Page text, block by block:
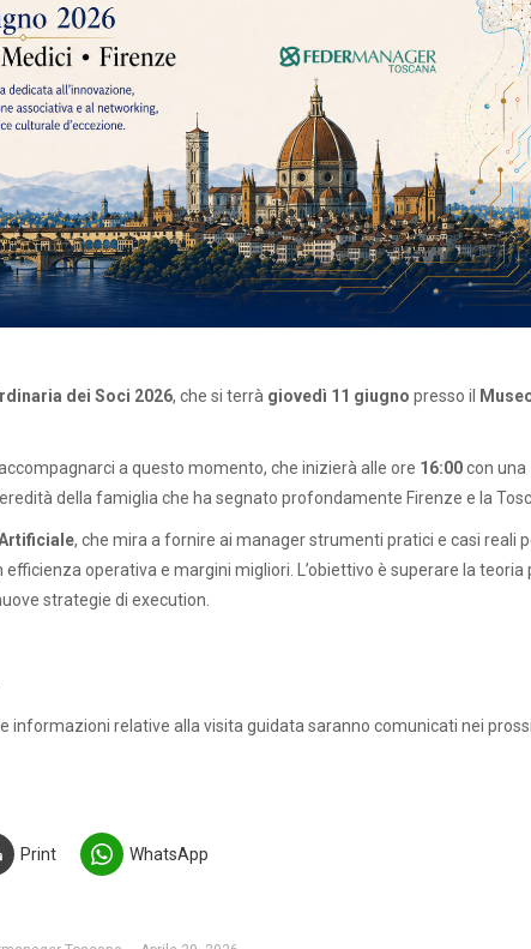
dei Soci 2026, che si terrà giovedì 11 giugno presso il
a questo momento, che inizierà alle ore 16:00con una
della famiglia che ha segnato profondamente Firenze e la
, che mira a fornire ai manager strumenti pratici e casi reali
operativa e margini migliori. L’obiettivo è superare la teoria
strategie di execution.
informazioni relative alla visita guidata saranno comunicati nei
Print WhatsApp